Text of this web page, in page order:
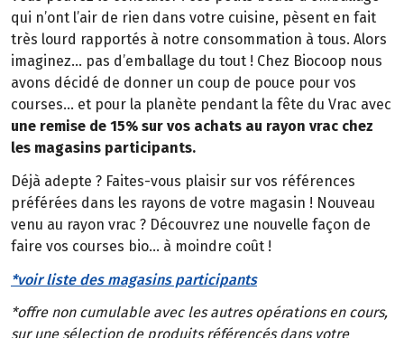
qui n’ont l’air de rien dans votre cuisine, pèsent en fait
très lourd rapportés à notre consommation à tous. Alors
imaginez… pas d’emballage du tout ! Chez Biocoop nous
avons décidé de donner un coup de pouce pour vos
courses… et pour la planète pendant la fête du Vrac avec
une remise de 15% sur vos achats au rayon vrac chez
les magasins participants.
Déjà adepte ? Faites-vous plaisir sur vos références
préférées dans les rayons de votre magasin ! Nouveau
venu au rayon vrac ? Découvrez une nouvelle façon de
faire vos courses bio… à moindre coût !
*voir liste des magasins participants
*offre non cumulable avec les autres opérations en cours,
sur une sélection de produits référencés dans votre